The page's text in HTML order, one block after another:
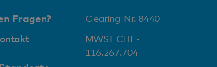
Fragen?
Clearing-Nr. 8440
MWST CHE-
116.267.704